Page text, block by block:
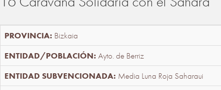
Bizkaia
Ayto. de Berriz
Media Luna Roja Saharaui